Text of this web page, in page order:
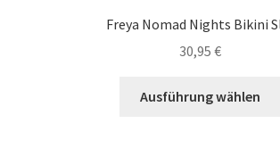
Freya Nomad Nights Bikini
30,95 €
Ausführung wählen